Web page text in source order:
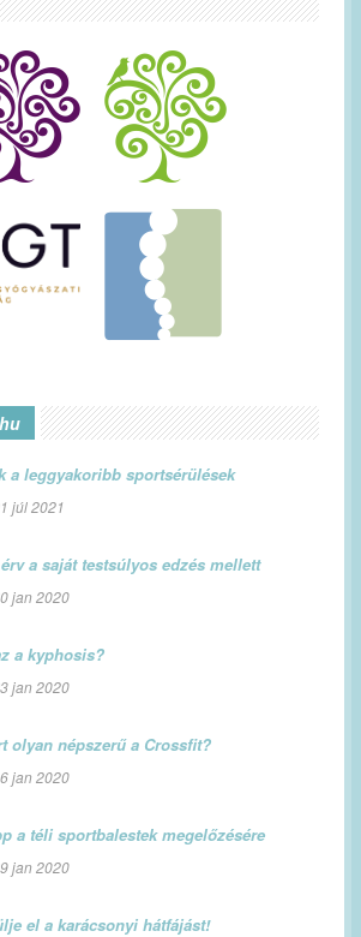
a leggyakoribb sportsérülések
júl 2021
a saját testsúlyos edzés mellett
jan 2020
a kyphosis?
jan 2020
olyan népszerű a Crossfit?
jan 2020
a téli sportbalestek megelőzésére
jan 2020
el a karácsonyi hátfájást!